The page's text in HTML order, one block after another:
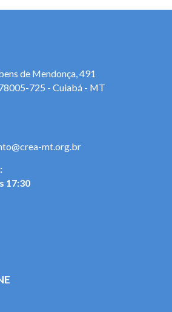
de Mendonça, 491
725 - Cuiabá - MT
mt.org.br
17:30